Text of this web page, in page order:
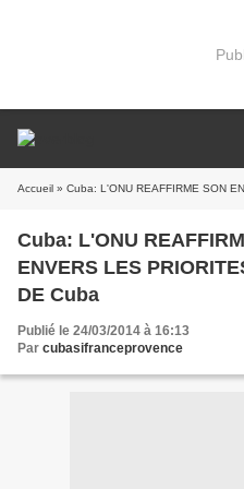
Accueil » Cuba: L'ONU REAFFIRME SON ENGAGEMENT
Cuba: L'ONU
ENVERS LES
DE Cuba
Publié le 24/03/2014 à 16:13
Par cubasifranceprovence